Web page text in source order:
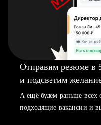
Отправим резюме в
и подсветим
А ещё будем раньше всех
подходящие вакансии и